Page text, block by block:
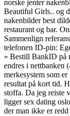
norske jenter
Beautiful Girls.. og
nakenbilder best
restaurant og bar.
Sammenlign
telefonen ID-pin:
» Bestill BankID på
endres i nettbanken
merkesystem som
resultat på kort tid.
stoffa. Da jeg reiste
ligger sex dating
der man ikke er